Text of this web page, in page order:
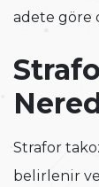
adete göre
Strafor
belirlenir